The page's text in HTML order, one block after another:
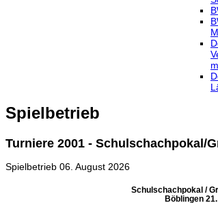
Spielbetrieb
Turniere 2001 - Schulschachpokal/
Spielbetrieb 06. August 2026
Schulschachpokal /
Böblingen